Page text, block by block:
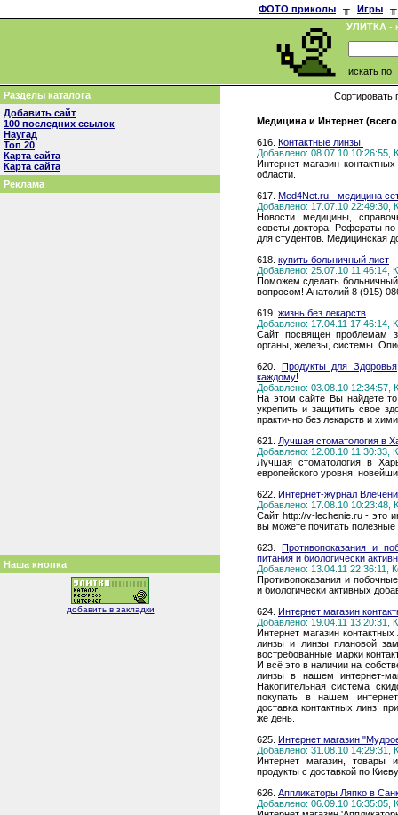
ФОТО приколы ╥ Игры
╥
УЛИТКА -
искать по
Разделы каталога
Добавить сайт
100 последних ссылок
Наугад
Топ 20
Карта сайта
Карта сайта
Реклама
Наша кнопка
добавить в закладки
Сортировать
Медицина и Интернет
616. Контактные линзы!
Добавлено: 08.07.10 10:26:55,
Интернет-магазин
области.
617. Med4Net.ru - медицина
Добавлено: 17.07.10 22:49:30,
Новости медицины,
советы доктора. Рефераты по
для студентов. Медицинская
618. купить больничный лист
Добавлено: 25.07.10 11:46:14,
Поможем сделать
вопросом! Анатолий 8 (915)
619. жизнь без лекарств
Добавлено: 17.04.11 17:46:14,
Сайт посвящен проблемам
органы, железы, системы.
620. Продукты для
каждому!
Добавлено: 03.08.10 12:34:57,
На этом сайте Вы найдете
укрепить и защитить свое
практично без лекарств и
621. Лучшая стоматология в
Добавлено: 12.08.10 11:30:33,
Лучшая стоматология в
европейского уровня,
622. Интернет-журнал
Добавлено: 17.08.10 10:23:48,
Сайт http://v-lechenie.ru - это
вы можете почитать полезные
623. Противопоказания и
питания и биологически
Добавлено: 13.04.11 22:36:11,
Противопоказания и
и биологически активных
624. Интернет магазин
Добавлено: 19.04.11 13:20:31,
Интернет магазин
линзы и линзы плановой
востребованные марки
И всё это в наличии на
линзы в нашем интернет-
Накопительная система
покупать в нашем
доставка контактных линз:
же день.
625. Интернет магазин
Добавлено: 31.08.10 14:29:31,
Интернет магазин, товары
продукты с доставкой по
626. Аппликаторы Ляпко в
Добавлено: 06.09.10 16:35:05,